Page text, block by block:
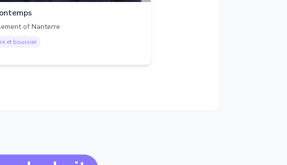
of Nanterre
et boursier